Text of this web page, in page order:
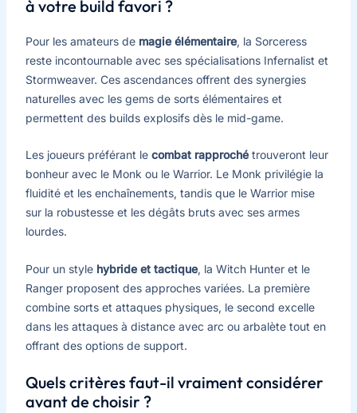
à votre build favori ?
Pour les amateurs de magie élémentaire, la Sorceress
reste incontournable avec ses spécialisations Infernalist et
Stormweaver. Ces ascendances offrent des synergies
naturelles avec les gems de sorts élémentaires et
permettent des builds explosifs dès le mid-game.
Les joueurs préférant le combat rapprochétrouveront leur
bonheur avec le Monk ou le Warrior. Le Monk privilégie la
fluidité et les enchaînements, tandis que le Warrior mise
sur la robustesse et les dégâts bruts avec ses armes
lourdes.
Pour un style hybride et tactique, la Witch Hunter et le
Ranger proposent des approches variées. La première
combine sorts et attaques physiques, le second excelle
dans les attaques à distance avec arc ou arbalète tout en
offrant des options de support.
Quels critères faut-il vraiment considérer
avant de choisir ?